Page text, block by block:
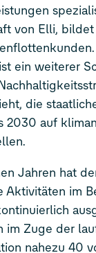
von Elli,
ein weiterer
die
2030 auf
Jahren hat
Aktivitäten im
im Zuge der
nahezu 40